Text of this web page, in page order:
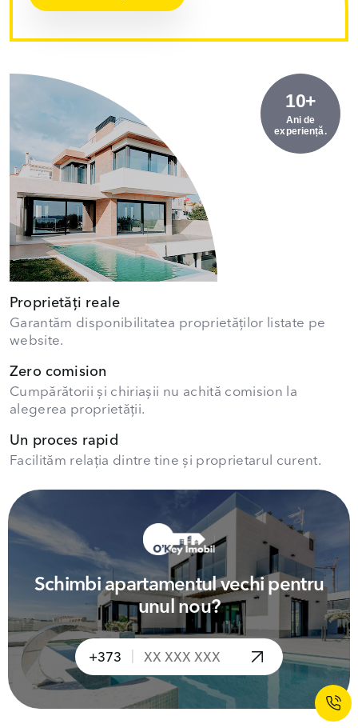
10+
Ani de
experiență.
Proprietăți reale
Garantăm disponibilitatea proprietăților listate pe
website.
Zero comision
Cumpărătorii și chiriașii nu achită comision la
alegerea proprietății.
Un proces rapid
Facilităm relația dintre tine și proprietarul curent.
Schimbi apartamentul vechi pentru
unul nou?
+373